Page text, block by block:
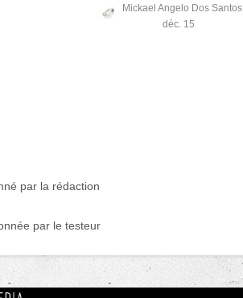
Mickael Angelo Dos Santos,
déc. 15
par la rédaction
par le testeur